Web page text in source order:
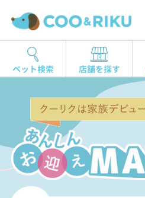
ペット検索 店舗を探す